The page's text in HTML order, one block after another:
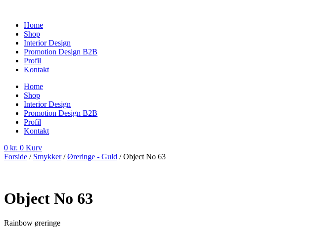
indholdHome
Shop
Interior Design
Promotion Design B2B
Profil
Kontakt
Home
Shop
Interior Design
Promotion Design B2B
Profil
Kontakt
0 kr. 0 Kurv
Forside / Smykker/Øreringe - Guld / Object No 63
Object No 63
Rainbow øreringe